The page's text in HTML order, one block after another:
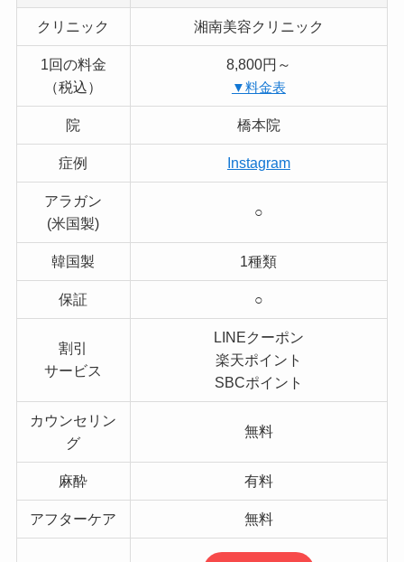
クリニック 湘南美容クリニック
1回の料金
（税込）
8,800円～
▼料金表
院 橋本院
症例 Instagram
アラガン
(米国製)
○
韓国製 1種類
保証 ○
割引
サービス
LINEクーポン
楽天ポイント
SBCポイント
カウンセリン
グ
無料
麻酔 有料
アフターケア 無料